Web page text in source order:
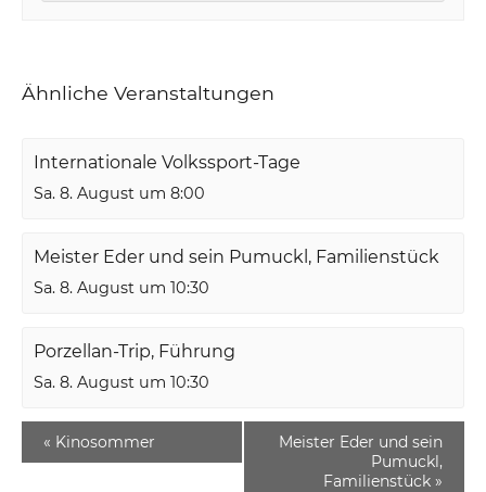
Ähnliche Veranstaltungen
Internationale Volkssport-Tage
Sa. 8. August um 8:00
Meister Eder und sein Pumuckl, Familienstück
Sa. 8. August um 10:30
Porzellan-Trip, Führung
Sa. 8. August um 10:30
« Kinosommer
Meister Eder und sein
Pumuckl,
Familienstück »